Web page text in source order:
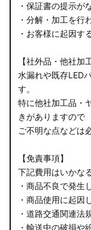
・保証書の提示が
・分解・加工を行
・お客様に起因す
【社外品・他社加
水漏れや既存LED
す。
特に他社加工品・
きがありますので
ご不明な点などは
【免責事項】
下記費用はいかな
・商品不良で発生
・商品使用に起因
・道路交通関連法
・輸送中の破損や